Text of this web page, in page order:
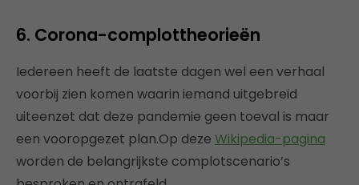
6. Corona-complottheorieën
Iedereen heeft de laatste dagen wel een verhaal
voorbij zien komen waarin iemand uitgebreid
uiteenzet dat deze pandemie geen toeval is maar
een vooropgezet plan.Op deze Wikipedia-pagina
worden de belangrijkste complotscenario’s